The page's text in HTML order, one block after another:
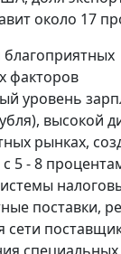
около 17
благоприятных
факторов
уровень
высокой
рынках,
5 - 8
поставки,